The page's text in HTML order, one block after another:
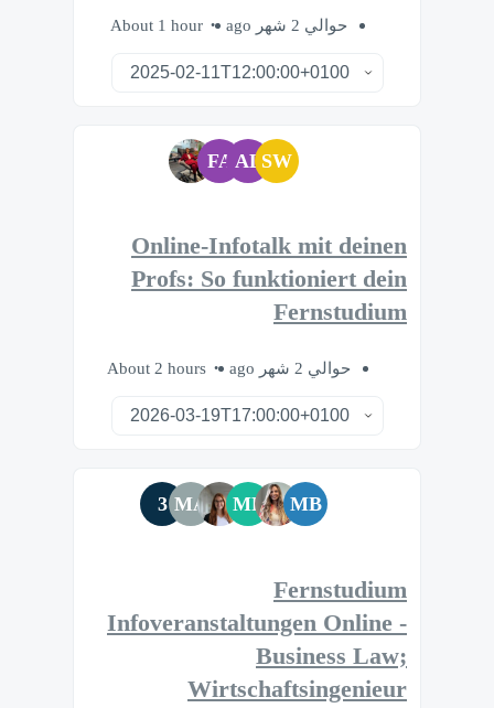
حوالي 2 شهر ago About 1 hour
SW
AL
FA
Online-Infotalk mit deinen
Profs: So funktioniert dein
Fernstudium
حوالي 2 شهر ago About 2 hours
MB
MF
MA
3
Fernstudium
Infoveranstaltungen Online -
Business Law;
Wirtschaftsingenieur